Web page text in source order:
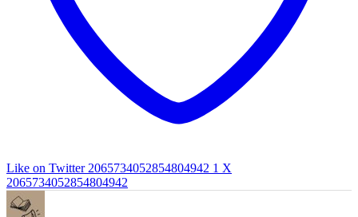
Like on Twitter 2065734052854804942 1 X
2065734052854804942